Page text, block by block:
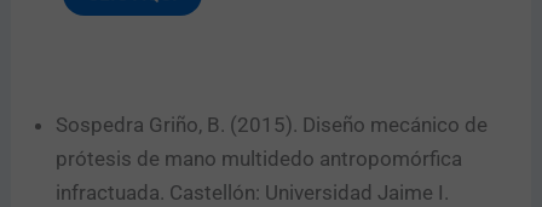
Sospedra Griño, B. (2015). Diseño mecánico de
prótesis de mano multidedo antropomórfica
infractuada. Castellón: Universidad Jaime I.